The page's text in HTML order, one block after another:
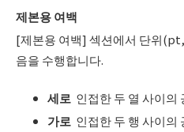
제본용 여백
[제본용 여백] 섹션에서 단위
음을 수행합니다.
세로 인접한 두 열 사이의
가로 인접한 두 행 사이의